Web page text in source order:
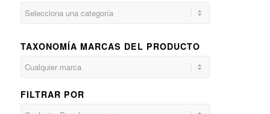
TAXONOMÍA MARCAS DEL PRODUCTO
FILTRAR POR